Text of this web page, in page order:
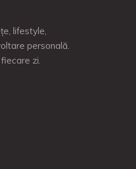
lifestyle,
personală.
zi.